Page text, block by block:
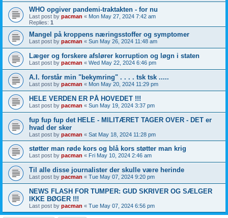
WHO opgiver pandemi-traktakten - for nu
Last post by pacman « Mon May 27, 2024 7:42 am
Replies: 1
Mangel på kroppens næringsstoffer og symptomer
Last post by pacman « Sun May 26, 2024 11:48 am
Læger og forskere afslører korruption og løgn i staten
Last post by pacman « Wed May 22, 2024 6:46 pm
A.I. forstår min "bekymring" . . . . tsk tsk .....
Last post by pacman « Mon May 20, 2024 11:29 pm
HELE VERDEN ER PÅ HOVEDET !!!
Last post by pacman « Sun May 19, 2024 3:37 pm
fup fup fup det HELE - MILITÆRET TAGER OVER - DET er
hvad der sker
Last post by pacman « Sat May 18, 2024 11:28 pm
støtter man røde kors og blå kors støtter man krig
Last post by pacman « Fri May 10, 2024 2:46 am
Til alle disse journalister der skulle være herinde
Last post by pacman « Tue May 07, 2024 9:20 pm
NEWS FLASH FOR TUMPER: GUD SKRIVER OG SÆLGER
IKKE BØGER !!!
Last post by pacman « Tue May 07, 2024 6:56 pm